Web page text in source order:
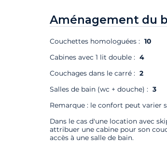
Aménagement du
Couchettes homologuées : 10
Cabines avec 1 lit double : 4
Couchages dans le carré : 2
Salles de bain (wc + douche) : 3
Remarque : le confort peut varier
Dans le cas d'une location avec
attribuer une cabine pour son
accès à une salle de bain.